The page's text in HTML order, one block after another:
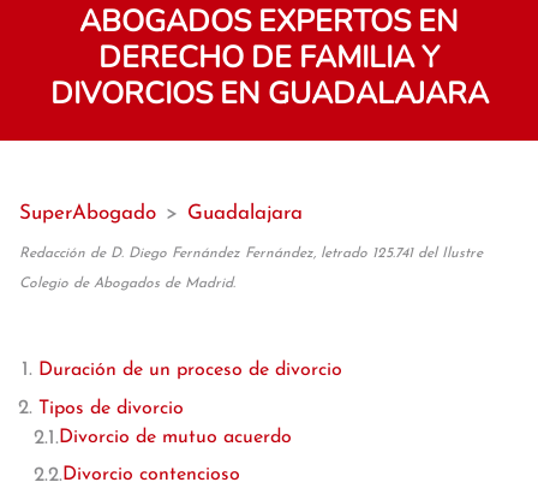
ABOGADOS EXPERTOS EN
DERECHO DE FAMILIA Y
DIVORCIOS EN GUADALAJARA
SuperAbogado > Guadalajara
Redacción de D. Diego Fernández Fernández, letrado 125.741 del Ilustre
Colegio de Abogados de Madrid.
Duración de un proceso de divorcio
Tipos de divorcio
Divorcio de mutuo acuerdo
Divorcio contencioso